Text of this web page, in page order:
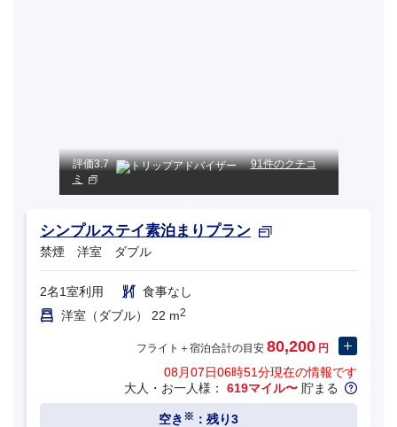
評価3.7
91件のクチコ
ミ
シンプルステイ素泊まりプラン
禁煙 洋室 ダブル
2名1室利用
食事なし
洋室（ダブル） 22 m2
フライト＋宿泊合計の目安 80,200 円
08月07日06時51分現在の情報です
大人・お一人様： 619マイル〜 貯まる
空き ※ ：残り3